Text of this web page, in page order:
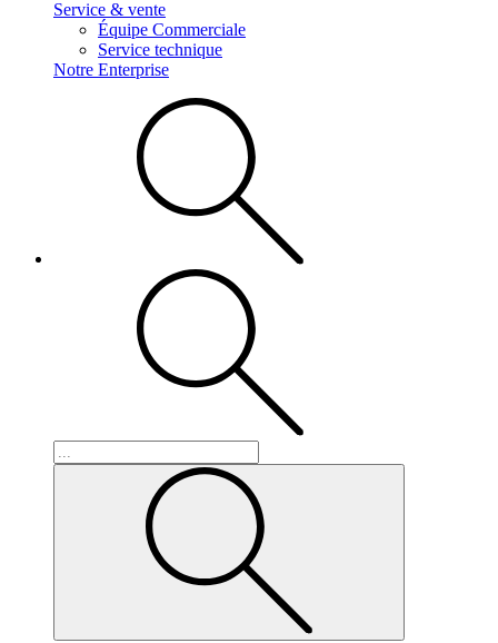
Service & vente
Équipe Commerciale
Service technique
Notre Enterprise